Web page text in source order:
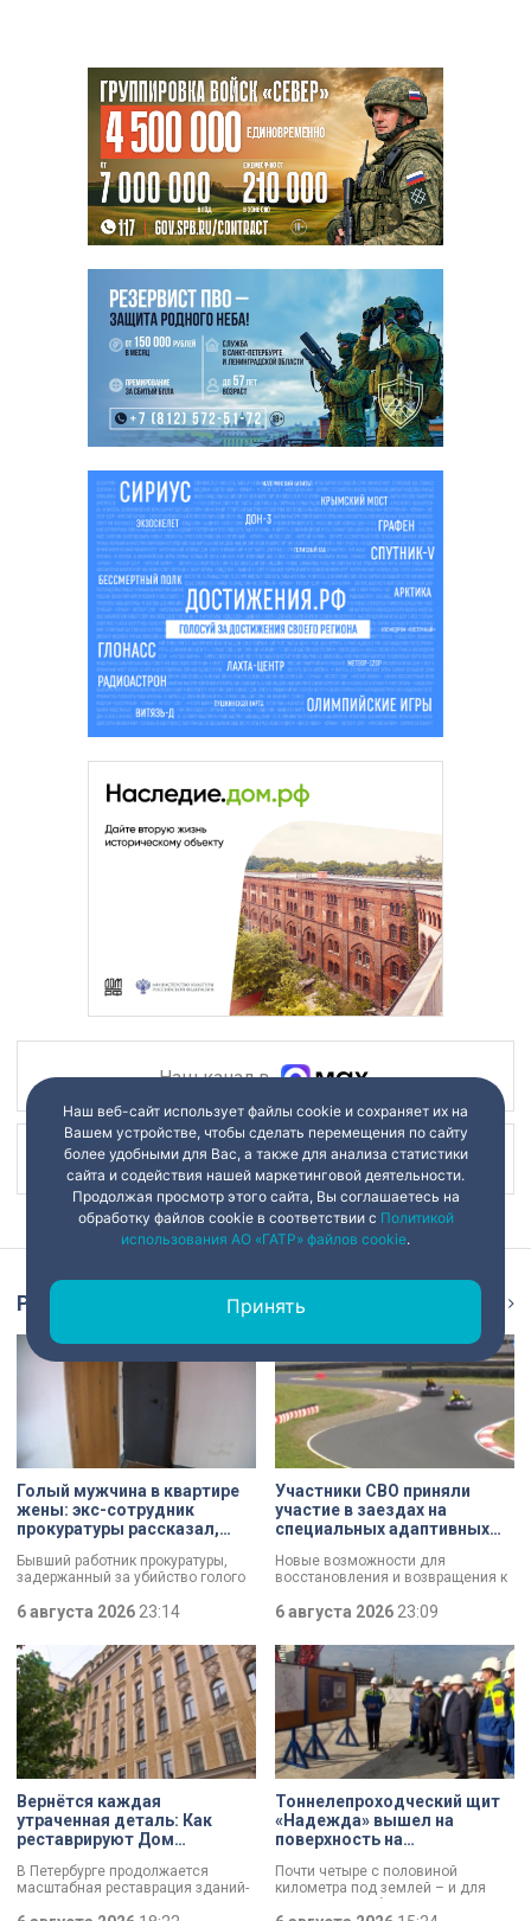
Наш канал в
Наш канал в
Репортаж
Голый мужчина в квартире
жены: экс-сотрудник
прокуратуры рассказал,
Бывший работник прокуратуры,
задержанный за убийство голого
которые толкнули его на страшное
вынес мертвеца из дома на улице
Луначарского, выдавая
бездыханного мужчину за
изрядно перебравшего приятеля.
6 августа 202623:14
Участники СВО приняли
участие в заездах на
специальных адаптивных
Новые возможности для
восстановления и возвращения к
фонда «СВОй дом» в Петербурге
специальной военной операции,
которые сейчас проходят курс
реабилитации. Главным событием
дня стали заезды на специальных
адаптивных карт-машинах, где
ветераны смогли лично
протестировать технику и
почувствовать скорость.
6 августа 202623:09
Вернётся каждая
утраченная деталь: Как
реставрируют Дом
Святого Николая на улице
Марата
В Петербурге продолжается
масштабная реставрация зданий-
Тоннелепроходческий щит
«Надежда» вышел на
поверхность на
Почти четыре с половиной
километра под землей – и для
Наш веб-сайт использует файлы cookie и сохраняет их на
Вашем устройстве, чтобы сделать перемещения по сайту
более удобными для Вас, а также для анализа статистики
сайта и содействия нашей маркетинговой деятельности.
Продолжая просмотр этого сайта, Вы соглашаетесь на
обработку файлов cookie в соответствии с Политикой
использования АО «ГАТР» файлов cookie.
Принять